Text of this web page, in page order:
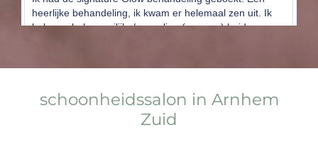
schoonheidssalon in Arnhem
Zuid